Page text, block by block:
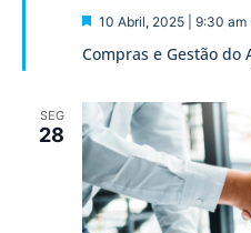
Compras e Gestão do
Destaque
10 Abril, 2025 | 9:30 am
SEG
28